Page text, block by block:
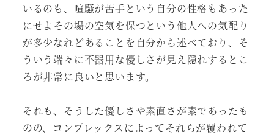
いるのも、喧騒が苦手という自分の性格もあった
にせよその場の空気を保つという他人への気配り
が多少なれどあることを自分から述べており、そ
ういう端々に不器用な優しさが見え隠れするとこ
ろが非常に良いと思います。
それも、そうした優しさや素直さが素であったも
のの、コンプレックスによってそれらが覆われて